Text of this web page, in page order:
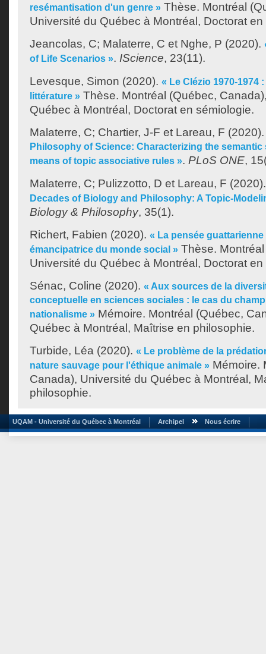
resémantisation d'un genre » Thèse. Montréal
Université du Québec à Montréal, Doctorat
Jeancolas, C; Malaterre, C et Nghe, P (2020).
of Life Scenarios ». IScience, 23(11).
Levesque, Simon (2020). « Le Clézio 1970-1974
littérature » Thèse. Montréal (Québec,
Québec à Montréal, Doctorat en sémiologie.
Malaterre, C; Chartier, J-F et Lareau, F
Philosophy of Science: Characterizing the
means of topic associative rules ». PLoS ONE,
Malaterre, C; Pulizzotto, D et Lareau, F
Decades of Biology and Philosophy: A Topic-
Biology & Philosophy, 35(1).
Richert, Fabien (2020). « La pensée
émancipatrice du monde social » Thèse.
Université du Québec à Montréal, Doctorat
Sénac, Coline (2020). « Aux sources de la
conceptuelle en sciences sociales : le cas du
nationalisme » Mémoire. Montréal (Québec,
Québec à Montréal, Maîtrise en philosophie.
Turbide, Léa (2020). « Le problème de la
nature sauvage pour l'éthique animale » Mémoire.
Canada), Université du Québec à Montréal,
philosophie.
UQAM - Université du Québec à Montréal Archipel Nous écrire